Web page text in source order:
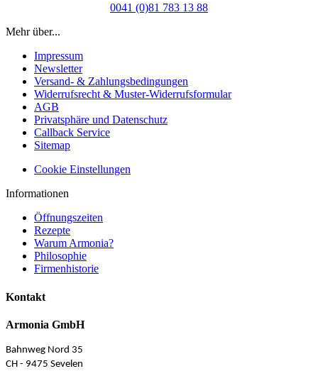
0041 (0)81 783 13 88
Mehr über...
Impressum
Newsletter
Versand- & Zahlungsbedingungen
Widerrufsrecht & Muster-Widerrufsformular
AGB
Privatsphäre und Datenschutz
Callback Service
Sitemap
Cookie Einstellungen
Informationen
Öffnungszeiten
Rezepte
Warum Armonia?
Philosophie
Firmenhistorie
Kontakt
Armonia GmbH
Bahnweg Nord 35
CH - 9475 Sevelen